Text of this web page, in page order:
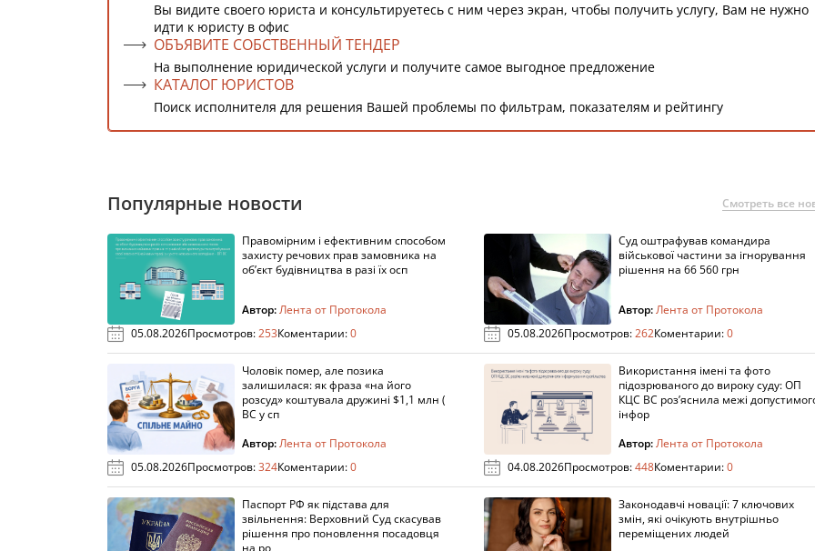
Вы видите своего юриста и консультируетесь с ним через экран, чтобы получить услугу, Вам не нужно
идти к юристу в офис
ОБЪЯВИТЕ СОБСТВЕННЫЙ ТЕНДЕР
На выполнение юридической услуги и получите самое выгодное предложение
КАТАЛОГ ЮРИСТОВ
Поиск исполнителя для решения Вашей проблемы по фильтрам, показателям и рейтингу
Популярные новости Смотреть все
Правомірним і ефективним способом
захисту речових прав замовника на
об’єкт будівництва в разі їх осп
Автор:Лента от Протокола
05.08.2026Просмотров:253Коментарии:0
Суд оштрафував командира
військової частини за ігнорування
рішення на 66 560 грн
Автор:Лента от Протокола
05.08.2026Просмотров:262Коментарии:0
Чоловік помер, але позика
залишилася: як фраза «на його
розсуд» коштувала дружині $1,1 млн (
ВС у сп
Автор:Лента от Протокола
05.08.2026Просмотров:324Коментарии:0
Використання імені та фото
підозрюваного до вироку суду: ОП
КЦС ВС роз’яснила межі
інфор
Автор:Лента от Протокола
04.08.2026Просмотров:448Коментарии:0
Паспорт РФ як підстава для
звільнення: Верховний Суд скасував
рішення про поновлення посадовця
на ро
Законодавчі новації: 7 ключових
змін, які очікують внутрішньо
переміщених людей